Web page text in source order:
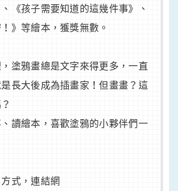
《孩子需要知道的這幾件事》、
》等繪本，獲獎無數。
塗鴉畫總是文字來得更多，一直
長大後成為插畫家！但畫畫？這
讀繪本，喜歡塗鴉的小夥伴們一
式，連結網